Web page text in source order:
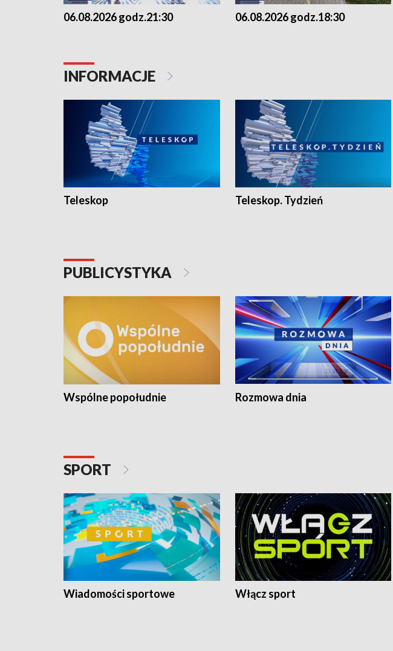
06.08.2026 godz.21:30 06.08.2026 godz.18:30
INFORMACJE
Teleskop Teleskop. Tydzień
PUBLICYSTYKA
Wspólne popołudnie Rozmowa dnia
SPORT
Wiadomości sportowe Włącz sport